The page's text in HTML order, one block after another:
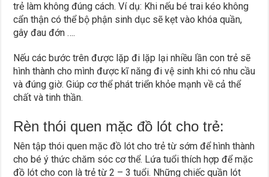
trẻ làm không đúng cách. Ví dụ: Khi nếu bé trai kéo không
cẩn thận có thể bộ phận sinh dục sẽ kẹt vào khóa quần,
gây đau đớn ….
Nếu các bước trên được lặp đi lặp lại nhiều lần con trẻ sẽ
hình thành cho mình được kĩ năng đi vệ sinh khi có nhu cầu
và đúng giờ. Giúp cơ thể phát triển khỏe mạnh về cả thể
chất và tinh thần.
Rèn thói quen mặc đồ lót cho trẻ:
Nên tập thói quen mặc đồ lót cho trẻ từ sớm để hình thành
cho bé ý thức chăm sóc cơ thể. Lứa tuổi thích hợp để mặc
đồ lót cho con là trẻ từ 2 – 3 tuổi. Những chiếc quần lót